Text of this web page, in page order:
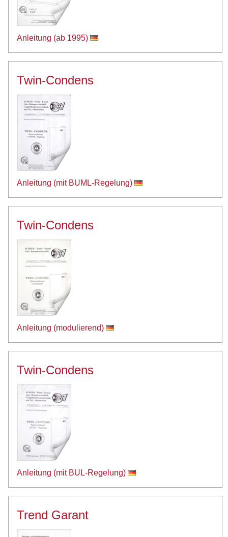
Anleitung (ab 1995)
Twin-Condens
Anleitung (mit BUML-Regelung)
Twin-Condens
Anleitung (modulierend)
Twin-Condens
Anleitung (mit BUL-Regelung)
Trend Garant